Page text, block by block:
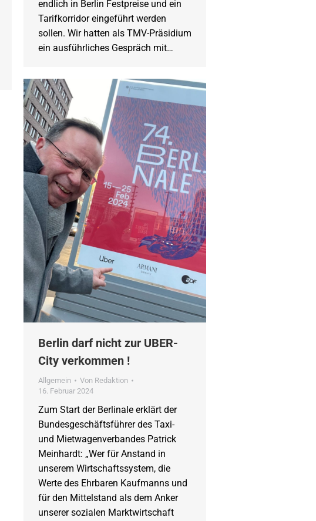
endlich in Berlin Festpreise und ein
Tarifkorridor eingeführt werden
sollen. Wir hatten als TMV-Präsidium
ein ausführliches Gespräch mit…
Berlin darf nicht zur UBER-
City verkommen !
Allgemein Von Redaktion
16. Februar 2024
Zum Start der Berlinale erklärt der
Bundesgeschäftsführer des Taxi-
und Mietwagenverbandes Patrick
Meinhardt: „Wer für Anstand in
unserem Wirtschaftssystem, die
Werte des Ehrbaren Kaufmanns und
für den Mittelstand als dem Anker
unserer sozialen Marktwirtschaft